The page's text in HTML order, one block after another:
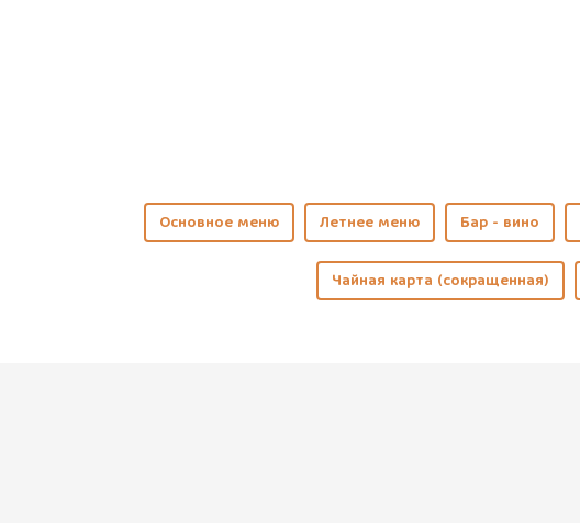
Основное меню Летнее меню Бар - вино
Чайная карта (сокращенная)